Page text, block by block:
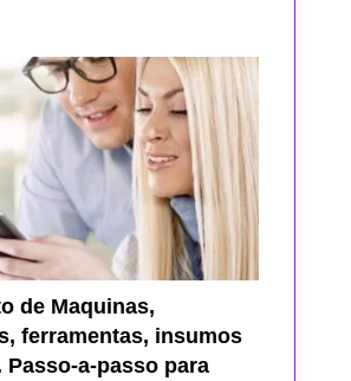
de Maquinas,
ferramentas, insumos
Passo-a-passo para